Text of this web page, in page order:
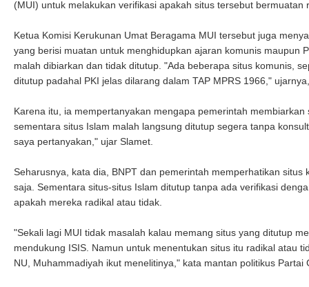
(MUI) untuk melakukan verifikasi apakah situs tersebut bermuatan
Ketua Komisi Kerukunan Umat Beragama MUI tersebut juga
yang berisi muatan untuk menghidupkan ajaran komunis maupun
malah dibiarkan dan tidak ditutup. "Ada beberapa situs komunis,
ditutup padahal PKI jelas dilarang dalam TAP MPRS 1966,"
Karena itu, ia mempertanyakan mengapa pemerintah membiarkan
sementara situs Islam malah langsung ditutup segera tanpa
saya pertanyakan," ujar Slamet.
Seharusnya, kata dia, BNPT dan pemerintah memperhatikan situs
saja. Sementara situs-situs Islam ditutup tanpa ada verifikasi
apakah mereka radikal atau tidak.
"Sekali lagi MUI tidak masalah kalau memang situs yang ditutup
mendukung ISIS. Namun untuk menentukan situs itu radikal atau
NU, Muhammadiyah ikut menelitinya," kata mantan politikus Partai